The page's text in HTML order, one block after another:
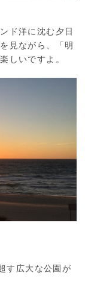
ド洋に沈む夕日
見ながら、「明
しいですよ。
す広大な公園が